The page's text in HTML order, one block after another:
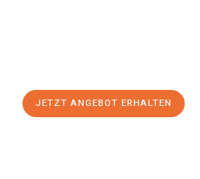
JETZT ANGEBOT ERHALTEN